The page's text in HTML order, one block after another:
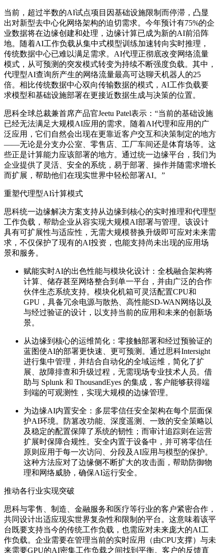
当前， 超过半数的AI试点项目因基础设施限制而停滞，凸显
出对新型去中心化网络架构的迫切需求。今年预计有75%的企
业数据将在边缘创建和处理， 边缘计算已成为新的AI前沿阵
地。随着AI工作负载从集中式模型训练加速转向实时推理，
传统数据中心已难以满足需求。AI代理正彻底改变网络流量
模式，从可预测的突发模式转变为持续不断强度负载。其中，
代理型AI查询所产生的网络流量最高可达聊天机器人的25
倍。相比传统数据中心双向传输数据的模式，AI工作负载要
求模型和基础设施部署在更接近数据生成与决策的位置。
思科全球总裁兼首席产品官Jeetu Patel表示：“当前的基础设施
已经无法满足大规模AI应用的需求。随着AI代理和应用的广
泛应用，它们自然会出现在更靠近客户交互和决策制定的地方
——无论是分支办公室、零售店、工厂车间还是体育场等。这
些正是计算能力应该部署的地方。通过统一边缘平台，我们为
企业提供了灵活、安全的系统，易于部署、操作并随需求增长
而扩展，帮助他们在现实世界中轻松部署AI。”
重塑代理型AI计算模式
思科统一边缘解决方案支持从边缘到核心的实时推理和代理型
工作负载，帮助企业从容实现大规模AI部署与管理。该设计
具有可扩展性与适应性，无需大规模替换升级即可应对未来需
求，不仅保护了现有的AI投资，也能支持尚未出现的应用场
景和服务。
赋能实时AI的出色性能与模块化设计： 全栈融合架构将
计算、储存甚至网络整合到单一平台，并由广泛的合作
伙伴生态系统支持。模块化机箱可灵活配置CPU和
GPU，具备冗余电源与散热、高性能SD-WAN网络以及
与经过验证的设计，以支持当前的应用和未来的创新场
景。
从边缘到核心的运维简化： 零接触部署和经过预验证的
蓝图使AI的部署更快速、更可预测。通过思科Intersight
进行集中管理，并结合自动化的全域运维，简化了扩
展、故障排查和升级过程，无需现场专业技术人员。借
助与 Splunk 和 ThousandEyes 的集成，客户能够获得端
到端的可观测性，实现大规模的边缘管理。
为边缘AI内置安全： 多层零信任安全架构在每个层面保
护AI环境。防篡改功能、深度遥测、一致的安全策略以
及稳定的配置保障了系统的韧性；而审计追踪则在运营
扩展时保障合规性。安全内置于设备中，并可将零信任
原则应用于每一次访问、分段及AI应用与模型的保护。
这种方法应对了边缘侧不断扩大的攻击面，帮助防御物
理和网络威胁，确保AI运行安全。
推动各行业实现突破
思科与零售、制造、金融服务和医疗等行业的客户紧密合作，
共同设计出适应现实世界复杂性和限制的平台。这意味着该平
台既要支持当今的传统工作负载，也需应对未来庞大的AI工
作负载。企业需要在管理当前的实时应用（由CPU支撑）与未
来需要GPU的AI密集工作负载之间找到平衡。客户的反馈直